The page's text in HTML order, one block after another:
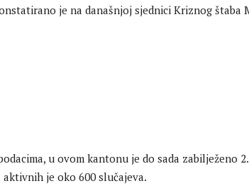
je na današnjoj sjednici Kriznog štaba
u ovom kantonu je do sada zabilježeno
aktivnih je oko 600 slučajeva.